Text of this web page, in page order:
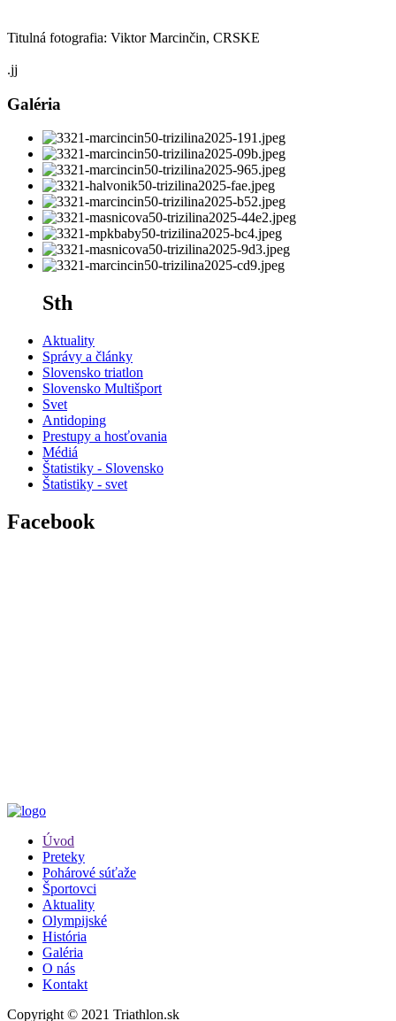
Titulná fotografia: Viktor Marcinčin, CRSKE
.jj
Galéria
Sth
Aktuality
Správy a články
Slovensko triatlon
Slovensko Multišport
Svet
Antidoping
Prestupy a hosťovania
Médiá
Štatistiky - Slovensko
Štatistiky - svet
Facebook
Úvod
Preteky
Pohárové súťaže
Športovci
Aktuality
Olympijské
História
Galéria
O nás
Kontakt
Copyright © 2021 Triathlon.sk